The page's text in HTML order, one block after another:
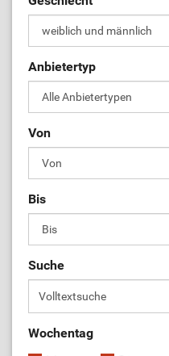
ÜL-Börse
Anbietertyp
Von
Bis
Suche
Wochentag